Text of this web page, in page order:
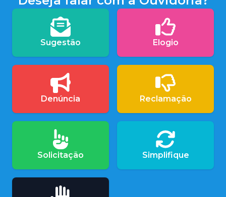
Sugestão Elogio
Denúncia Reclamação
Solicitação Simplifique